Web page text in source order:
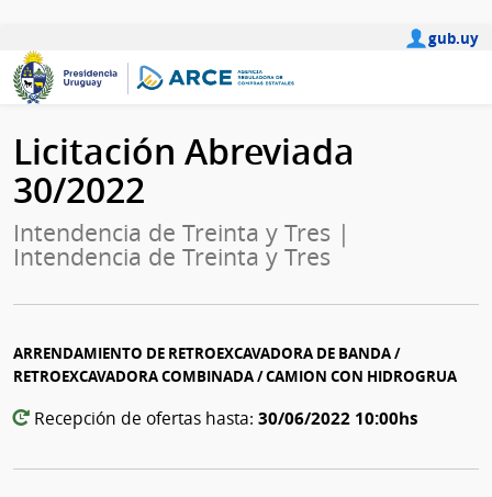
gub.uy
Licitación Abreviada
30/2022
Intendencia de Treinta y Tres |
Intendencia de Treinta y Tres
ARRENDAMIENTO DE RETROEXCAVADORA DE BANDA /
RETROEXCAVADORA COMBINADA / CAMION CON HIDROGRUA
Recepción de ofertas hasta: 30/06/2022 10:00hs